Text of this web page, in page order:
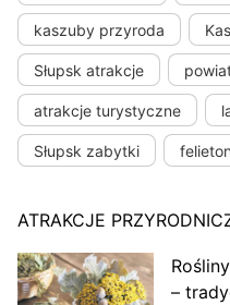
kaszuby przyroda
Słupsk atrakcje
atrakcje turystyczne
Słupsk zabytki
ATRAKCJE
–